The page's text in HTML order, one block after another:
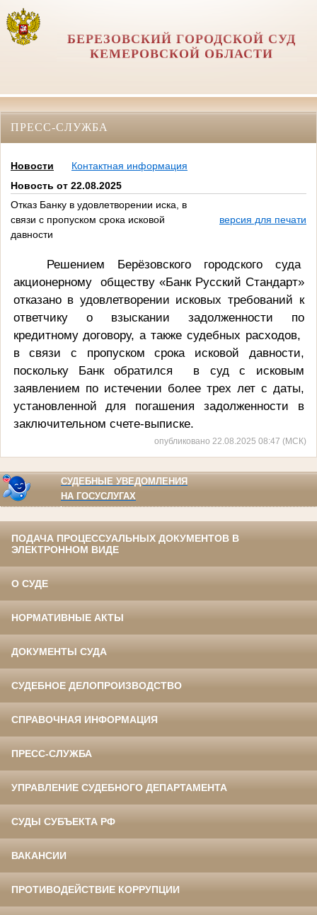
БЕРЕЗОВСКИЙ ГОРОДСКОЙ СУД
КЕМЕРОВСКОЙ ОБЛАСТИ
ПРЕСС-СЛУЖБА
Новости
Контактная информация
Новость от 22.08.2025
Отказ Банку в удовлетворении иска, в
связи с пропуском срока исковой
давности
версия для печати
Решением Берёзовского городского суда
акционерному
обществу «Банк Русский Стандарт»
отказано в удовлетворении исковых требований к
ответчику о взыскании задолженности по
кредитному договору, а также судебных расходов,
в связи с пропуском срока исковой давности,
поскольку Банк обратился
в суд с исковым
заявлением по истечении более трех лет с даты,
установленной для погашения задолженности в
заключительном счете-выписке.
опубликовано 22.08.2025 08:47 (МСК)
СУДЕБНЫЕ УВЕДОМЛЕНИЯ
НА ГОСУСЛУГАХ
ПОДАЧА ПРОЦЕССУАЛЬНЫХ ДОКУМЕНТОВ В
ЭЛЕКТРОННОМ ВИДЕ
О СУДЕ
НОРМАТИВНЫЕ АКТЫ
ДОКУМЕНТЫ СУДА
СУДЕБНОЕ ДЕЛОПРОИЗВОДСТВО
СПРАВОЧНАЯ ИНФОРМАЦИЯ
ПРЕСС-СЛУЖБА
УПРАВЛЕНИЕ СУДЕБНОГО ДЕПАРТАМЕНТА
СУДЫ СУБЪЕКТА РФ
ВАКАНСИИ
ПРОТИВОДЕЙСТВИЕ КОРРУПЦИИ